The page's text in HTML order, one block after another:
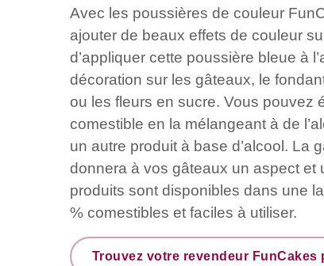
Avec les poussières de couleur
ajouter de beaux effets de couleur
d’appliquer cette poussière bleue à
décoration sur les gâteaux, le
ou les fleurs en sucre. Vous pouvez
comestible en la mélangeant à de
un autre produit à base d’alcool. La
donnera à vos gâteaux un aspect et
produits sont disponibles dans une
% comestibles et faciles à utiliser.
Trouvez votre revendeur FunCakes